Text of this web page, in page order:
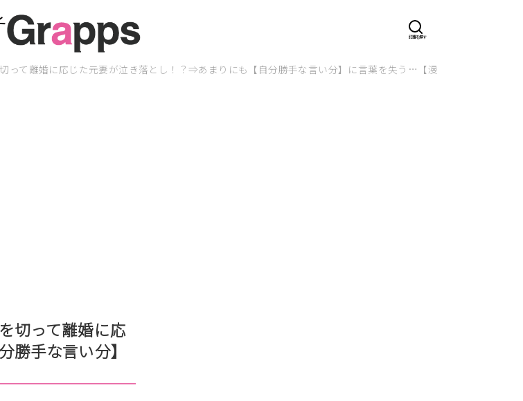
って離婚に応じた元妻が泣き落とし！？⇒あまりにも【自分勝手な言い分】に言葉を失う…【漫画】
切って離婚に応
手な言い分】